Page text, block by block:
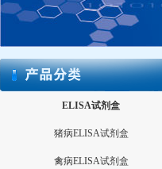
ELISA试剂盒
猪病ELISA试剂盒
禽病ELISA试剂盒